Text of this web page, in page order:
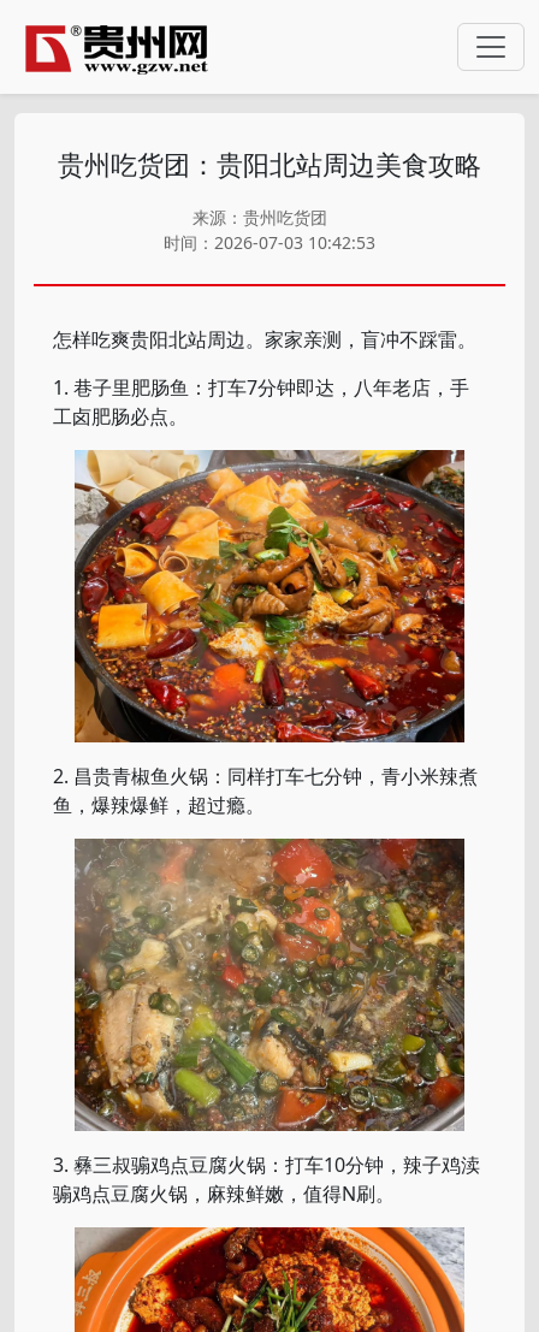
贵州吃货团：贵阳北站周边美食攻略
来源：贵州吃货团
时间：2026-07-03 10:42:53
怎样吃爽贵阳北站周边。家家亲测，盲冲不踩雷。
1. 巷子里肥肠鱼：打车7分钟即达，八年老店，手
工卤肥肠必点。
2. 昌贵青椒鱼火锅：同样打车七分钟，青小米辣煮
鱼，爆辣爆鲜，超过瘾。
3. 彝三叔骟鸡点豆腐火锅：打车10分钟，辣子鸡渎
骟鸡点豆腐火锅，麻辣鲜嫩，值得N刷。